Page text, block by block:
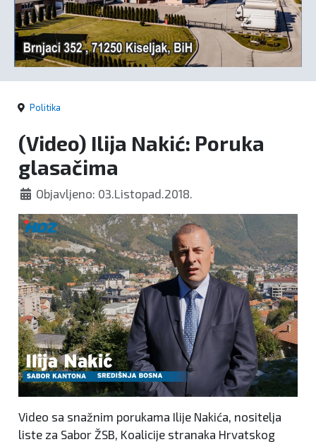
kronika
Politika
Politika
(Video) Ilija Nakić: Poruka
glasačima
Objavljeno: 03.Listopad.2018.
Video sa snažnim porukama Ilije Nakića, nositelja
liste za Sabor ŽSB, Koalicije stranaka Hrvatskog